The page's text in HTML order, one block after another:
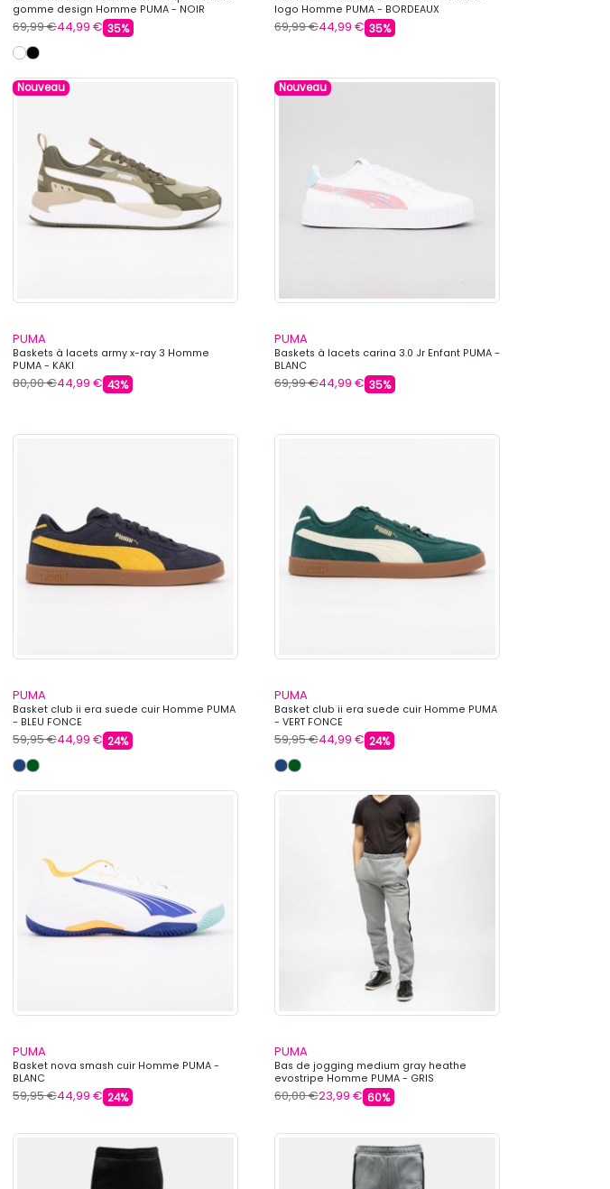
gomme design Homme PUMA - NOIR
69,99 €44,99 € 35%
logo Homme PUMA - BORDEAUX
69,99 €44,99 € 35%
Nouveau
PUMA
Baskets à lacets army x-ray 3 Homme
PUMA - KAKI
80,00 €44,99 € 43%
Nouveau
PUMA
Baskets à lacets carina 3.0 Jr Enfant PUMA -
BLANC
69,99 €44,99 € 35%
PUMA
Basket club ii era suede cuir Homme PUMA
- BLEU FONCE
59,95 €44,99 € 24%
PUMA
Basket club ii era suede cuir Homme PUMA
- VERT FONCE
59,95 €44,99 € 24%
PUMA
Basket nova smash cuir Homme PUMA -
BLANC
59,95 €44,99 € 24%
PUMA
Bas de jogging medium gray heathe
evostripe Homme PUMA - GRIS
60,00 €23,99 € 60%